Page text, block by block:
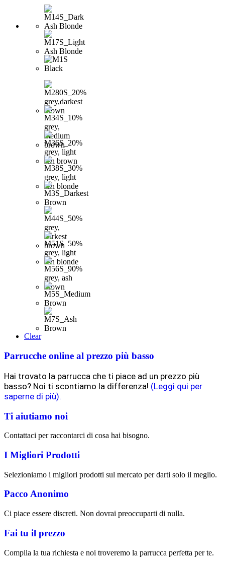
Clear
Parrucche online al prezzo più basso
Hai trovato la parrucca che ti piace ad un prezzo più
basso? Noi ti scontiamo la differenza! (Leggi qui per
saperne di più).
Ti aiutiamo noi
Contattaci per raccontarci di cosa hai bisogno.
I Migliori Prodotti
Selezioniamo i migliori prodotti sul mercato per darti solo il meglio.
Pacco Anonimo
Ci piace essere discreti. Non dovrai preoccuparti di nulla.
Fai tu il prezzo
Compila la tua richiesta e noi troveremo la parrucca perfetta per te.